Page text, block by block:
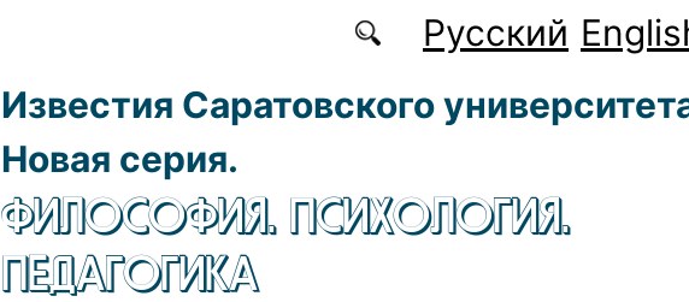
Русский
Известия Саратовского
Новая серия.
ФИЛОСОФИЯ. ПСИХОЛОГИЯ.
ПЕДАГОГИКА